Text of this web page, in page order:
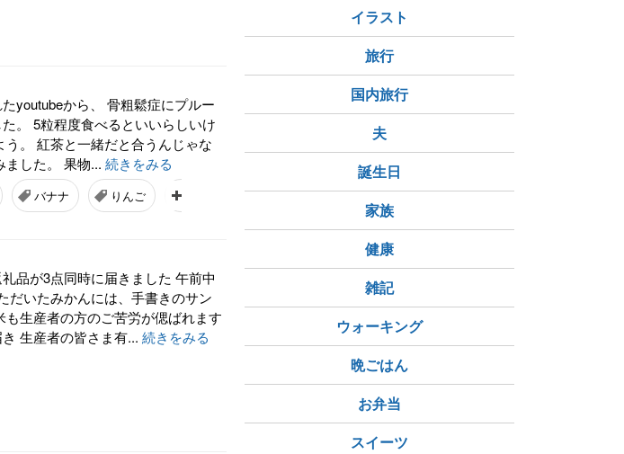
youtubeから、 骨粗鬆症にプルー
。 5粒程度食べるといいらしいけ
。 紅茶と一緒だと合うんじゃな
ました。 果物... 続きをみる
バナナ りんご 電気のつけっぱなし
品が3点同時に届きました 午前中
だいたみかんには、手書きのサン
生産者の方のご苦労が偲ばれます
生産者の皆さま有... 続きをみる
イラスト
旅行
国内旅行
夫
誕生日
家族
健康
雑記
ウォーキング
晩ごはん
お弁当
スイーツ